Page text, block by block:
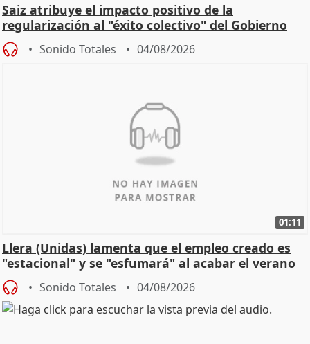
Saiz atribuye el impacto positivo de la
regularización al "éxito colectivo" del Gobierno
Sonido Totales 04/08/2026
01:11
Llera (Unidas) lamenta que el empleo creado es
"estacional" y se "esfumará" al acabar el verano
Sonido Totales 04/08/2026